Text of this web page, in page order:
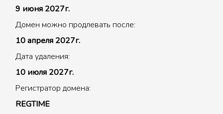
9 июня 2027г.
Домен можно продлевать после:
10 апреля 2027г.
Дата удаления:
10 июля 2027г.
Регистратор домена:
REGTIME